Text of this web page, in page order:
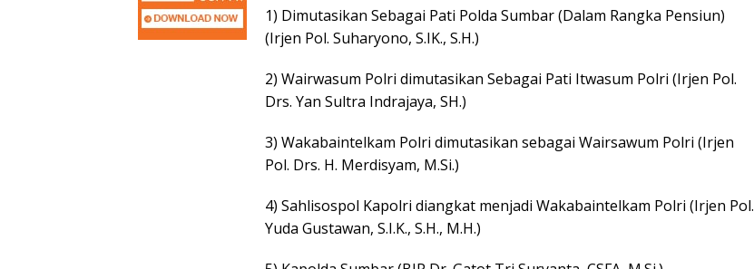
1) Dimutasikan Sebagai Pati Polda Sumbar (Dalam Rangka Pensiun)
(Irjen Pol. Suharyono, S.IK., S.H.)
2) Wairwasum Polri dimutasikan Sebagai Pati Itwasum Polri (Irjen Pol.
Drs. Yan Sultra Indrajaya, SH.)
3) Wakabaintelkam Polri dimutasikan sebagai Wairsawum Polri (Irjen
Pol. Drs. H. Merdisyam, M.Si.)
4) Sahlisospol Kapolri diangkat menjadi Wakabaintelkam Polri (Irjen Pol.
Yuda Gustawan, S.I.K., S.H., M.H.)